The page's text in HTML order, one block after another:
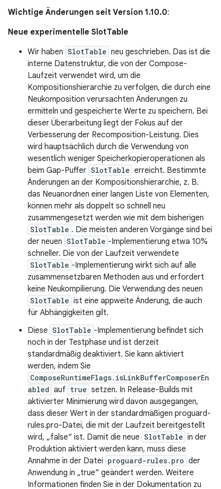
Wichtige Änderungen seit Version 1.10.0:
Neue experimentelle SlotTable
Wir haben SlotTable neu geschrieben. Das ist die
interne Datenstruktur, die von der Compose-
Laufzeit verwendet wird, um die
Kompositionshierarchie zu verfolgen, die durch eine
Neukomposition verursachten Änderungen zu
ermitteln und gespeicherte Werte zu speichern. Bei
dieser Überarbeitung liegt der Fokus auf der
Verbesserung der Recomposition-Leistung. Dies
wird hauptsächlich durch die Verwendung von
wesentlich weniger Speicherkopieroperationen als
beim Gap-Puffer SlotTable erreicht. Bestimmte
Änderungen an der Kompositionshierarchie, z. B.
das Neuanordnen einer langen Liste von Elementen,
können mehr als doppelt so schnell neu
zusammengesetzt werden wie mit dem bisherigen
SlotTable . Die meisten anderen Vorgänge sind bei
der neuen SlotTable -Implementierung etwa 10%
schneller. Die von der Laufzeit verwendete
SlotTable -Implementierung wirkt sich auf alle
zusammensetzbaren Methoden aus und erfordert
keine Neukompilierung. Die Verwendung des neuen
SlotTable ist eine appweite Änderung, die auch
für Abhängigkeiten gilt.
Diese SlotTable -Implementierung befindet sich
noch in der Testphase und ist derzeit
standardmäßig deaktiviert. Sie kann aktiviert
werden, indem Sie
ComposeRuntimeFlags.isLinkBufferComposerEn
abled auf true setzen. In Release-Builds mit
aktivierter Minimierung wird davon ausgegangen,
dass dieser Wert in der standardmäßigen proguard-
rules.pro-Datei, die mit der Laufzeit bereitgestellt
wird, „false“ ist. Damit die neue SlotTable in der
Produktion aktiviert werden kann, muss diese
Annahme in der Datei proguard-rules.pro der
Anwendung in „true“ geändert werden. Weitere
Informationen finden Sie in der Dokumentation zu